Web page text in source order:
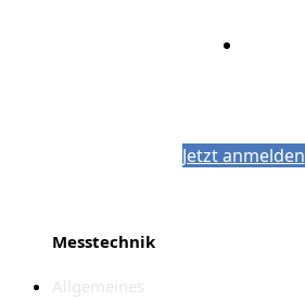
Jetzt anmelden
Messtechnik
Allgemeines